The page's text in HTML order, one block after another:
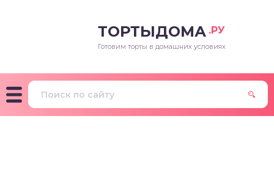
ТОРТЫДОМА .РУ
Готовим торты в домашних условиях